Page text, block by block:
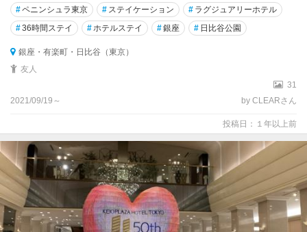
#ペニンシュラ東京 # ステイケーション # ラグジュアリーホテル
#36時間ステイ # ホテルステイ #銀座 # 日比谷公園
銀座・有楽町・日比谷（東京）
友人
31
2021/09/19～
by CLEARさん
投稿日：１年以上前